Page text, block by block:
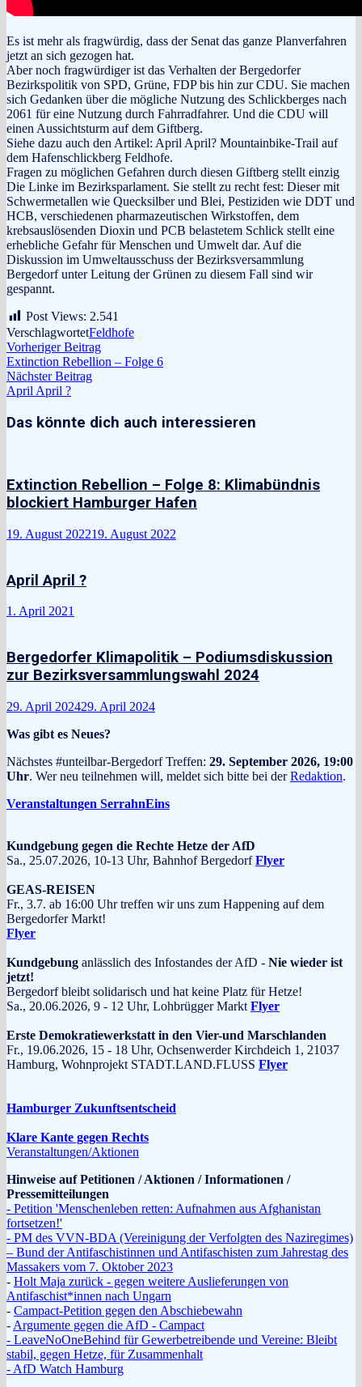
Es ist mehr als fragwürdig, dass der Senat das ganze Planverfahren
jetzt an sich gezogen hat.
Aber noch fragwürdiger ist das Verhalten der Bergedorfer
Bezirkspolitik von SPD, Grüne, FDP bis hin zur CDU. Sie machen
sich Gedanken über die mögliche Nutzung des Schlickberges nach
2061 für eine Nutzung durch Fahrradfahrer. Und die CDU will
einen Aussichtsturm auf dem Giftberg.
Siehe dazu auch den Artikel: April April? Mountainbike-Trail auf
dem Hafenschlickberg Feldhofe.
Fragen zu möglichen Gefahren durch diesen Giftberg stellt einzig
Die Linke im Bezirksparlament. Sie stellt zu recht fest: Dieser mit
Schwermetallen wie Quecksilber und Blei, Pestiziden wie DDT und
HCB, verschiedenen pharmazeutischen Wirkstoffen, dem
krebsauslösenden Dioxin und PCB belastetem Schlick stellt eine
erhebliche Gefahr für Menschen und Umwelt dar. Auf die
Diskussion im Umweltausschuss der Bezirksversammlung
Bergedorf unter Leitung der Grünen zu diesem Fall sind wir
gespannt.
Post Views: 2.541
VerschlagwortetFeldhofe
Beitragsnavigation
Vorheriger BeitragVorheriger
Beitrag:
Extinction Rebellion – Folge 6
Nächster BeitragNächster
April April ?
Das könnte dich auch interessieren
Extinction Rebellion – Folge 8: Klimabündnis
blockiert Hamburger Hafen
19. August 202219. August 2022
April April ?
1. April 2021
Bergedorfer Klimapolitik – Podiumsdiskussion
zur Bezirksversammlungswahl 2024
29. April 202429. April 2024
Was gibt es Neues?
Nächstes #unteilbar-Bergedorf Treffen: 29. September 2026, 19:00
Uhr. Wer neu teilnehmen will, meldet sich bitte bei derRedaktion.
Veranstaltungen SerrahnEins
Kundgebung gegen die Rechte Hetze der AfD
Sa., 25.07.2026, 10-13 Uhr, Bahnhof BergedorfFlyer
GEAS-REISEN
Fr., 3.7. ab 16:00 Uhr treffen wir uns zum Happening auf dem
Bergedorfer Markt!
Flyer
Kundgebung anlässlich des Infostandes der AfD - Nie wieder ist
jetzt!
Bergedorf bleibt solidarisch und hat keine Platz für Hetze!
Sa., 20.06.2026, 9 - 12 Uhr, Lohbrügger Markt Flyer
Erste Demokratiewerkstatt in den Vier-und Marschlanden
Fr., 19.06.2026, 15 - 18 Uhr, Ochsenwerder Kirchdeich 1, 21037
Hamburg, Wohnprojekt STADT.LAND.FLUSS Flyer
Hamburger Zukunftsentscheid
Klare Kante gegen Rechts
Veranstaltungen/Aktionen
Hinweise auf Petitionen / Aktionen / Informationen /
Pressemitteilungen
- Petition 'Menschenleben retten: Aufnahmen aus Afghanistan
fortsetzen!'
- PM des VVN-BDA (Vereinigung der Verfolgten des Naziregimes)
– Bund der Antifaschistinnen und Antifaschisten zum Jahrestag des
Massakers vom 7. Oktober 2023
- Holt Maja zurück - gegen weitere Auslieferungen von
Antifaschist*innen nach Ungarn
- Campact-Petition gegen den Abschiebewahn
- Argumente gegen die AfD - Campact
- LeaveNoOneBehind für Gewerbetreibende und Vereine: Bleibt
stabil, gegen Hetze, für Zusammenhalt
- AfD Watch Hamburg